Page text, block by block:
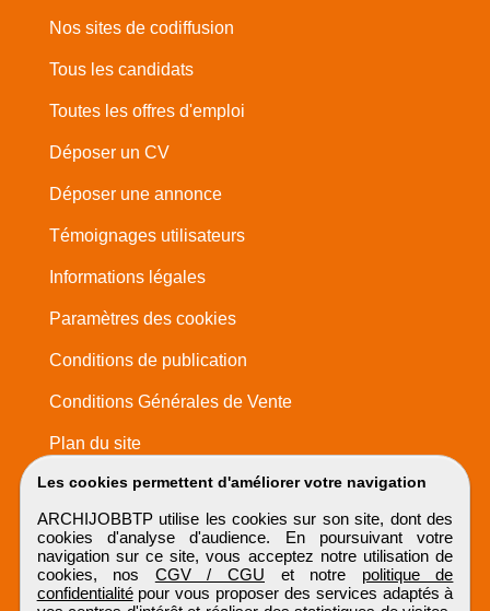
Les cookies permettent d'améliorer votre navigation
ARCHIJOBBTP utilise les cookies sur son site, dont des
cookies d'analyse d'audience. En poursuivant votre
navigation sur ce site, vous acceptez notre utilisation de
cookies, nos CGV / CGU et notre politique de
confidentialitépour vous proposer des services adaptés à
Nos sites de codiffusion
Tous les candidats
Toutes les offres d'emploi
Déposer un CV
Déposer une annonce
Témoignages utilisateurs
Informations légales
Paramètres des cookies
Conditions de publication
Conditions Générales de Vente
Plan du site